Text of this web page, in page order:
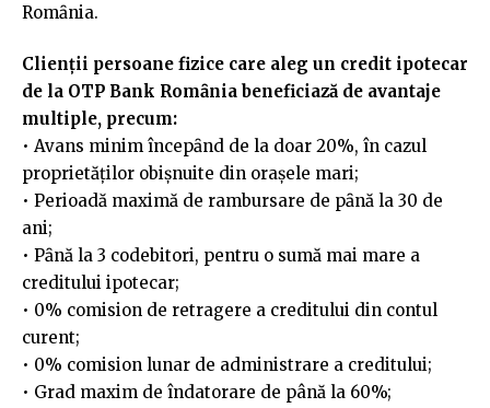
Romȃnia.
Clienţii persoane fizice care aleg un credit ipotecar
de la OTP Bank Romȃnia beneficiază de avantaje
multiple, precum:
• Avans minim începȃnd de la doar 20%, în cazul
proprietăţilor obişnuite din oraşele mari;
• Perioadă maximă de rambursare de pȃnă la 30 de
ani;
• Pȃnă la 3 codebitori, pentru o sumă mai mare a
creditului ipotecar;
• 0% comision de retragere a creditului din contul
curent;
• 0% comision lunar de administrare a creditului;
• Grad maxim de îndatorare de până la 60%;